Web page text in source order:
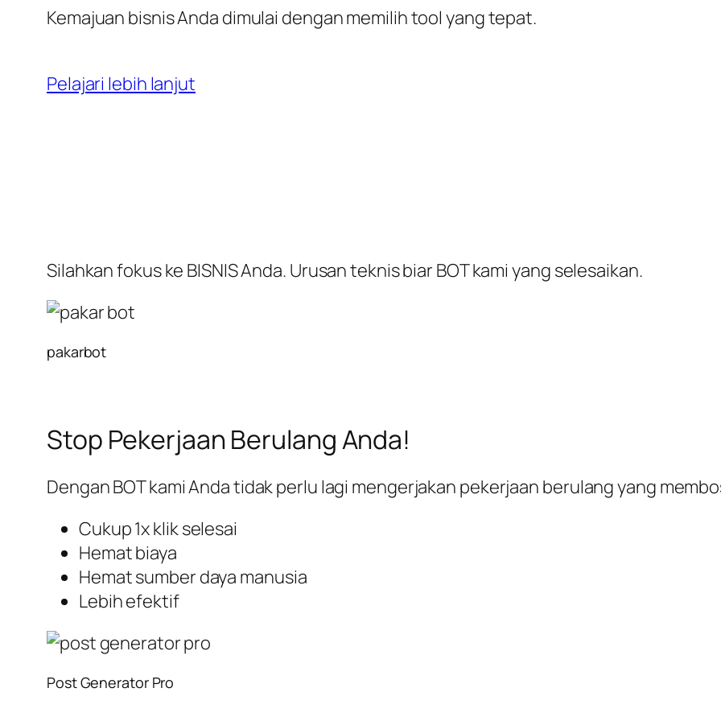
Kemajuan bisnis Anda dimulai dengan memilih tool yang tepat.
Pelajari lebih lanjut
Silahkan fokus ke BISNIS Anda. Urusan teknis biar BOT kami yang selesaikan.
pakarbot
Stop Pekerjaan Berulang Anda!
Dengan BOT kami Anda tidak perlu lagi mengerjakan pekerjaan berulang yang
Cukup 1x klik selesai
Hemat biaya
Hemat sumber daya manusia
Lebih efektif
Post Generator Pro